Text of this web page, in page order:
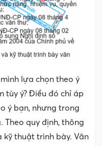
lựa chọn theo ý
tùy ý? Điều đó chỉ áp
ý bạn, nhưng trong
Theo quy định, thông
kỹ thuật trình bày. Văn